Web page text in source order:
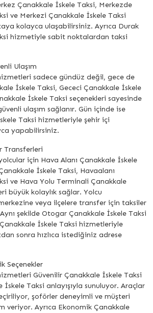
Çanakkale İskele Taksi, Merkezde
ve Merkezi Çanakkale İskele Taksi
kolayca ulaşabilirsiniz. Ayrıca Durak
hizmetiyle sabit noktalardan taksi
Ulaşım
sadece gündüz değil, gece de
İskele Taksi, Gececi Çanakkale İskele
İskele Taksi seçenekleri sayesinde
ulaşım sağlanır. Gün içinde ise
Taksi hizmetleriyle şehir içi
yapabilirsiniz.
Transferleri
için Hava Alanı Çanakkale İskele
İskele Taksi, Havaalanı
ve Hava Yolu Terminali Çanakkale
büyük kolaylık sağlar. Yolcu
veya ilçelere transfer için taksiler
şekilde Otogar Çanakkale İskele Taksi
İskele Taksi hizmetleriyle
sonra hızlıca istediğiniz adrese
Seçenekler
Güvenilir Çanakkale İskele Taksi
İskele Taksi anlayışıyla sunuluyor. Araçlar
şoförler deneyimli ve müşteri
veriyor. Ayrıca Ekonomik Çanakkale